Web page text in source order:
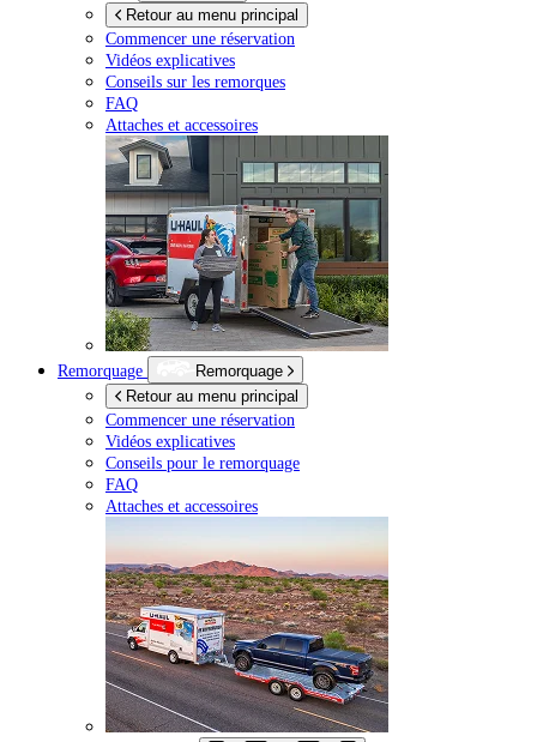
Retour au menu principal
Commencer une réservation
Vidéos explicatives
Conseils sur les remorques
FAQ
Attaches et accessoires
Remorquage
Remorquage
Retour au menu principal
Commencer une réservation
Vidéos explicatives
Conseils pour le remorquage
FAQ
Attaches et accessoires